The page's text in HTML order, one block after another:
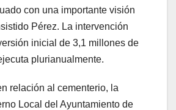
con una importante visión
Pérez. La intervención
inicial de 3,1 millones de
plurianualmente.
relación al cementerio, la
Local del Ayuntamiento de